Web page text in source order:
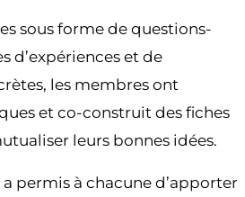
sous forme de questions-
d’expériences et de
les membres ont
et co-construit des fiches
leurs bonnes idées.
a permis à chacune d’apporter